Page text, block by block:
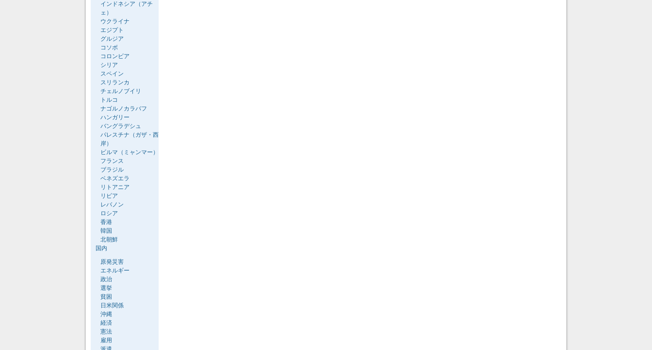
インドネシア（アチ
ェ）
ウクライナ
エジプト
グルジア
コソボ
コロンビア
シリア
スペイン
スリランカ
チェルノブイリ
トルコ
ナゴルノカラバフ
ハンガリー
バングラデシュ
パレスチナ（ガザ・西
岸）
ビルマ（ミャンマー）
フランス
ブラジル
ベネズエラ
リトアニア
リビア
レバノン
ロシア
香港
韓国
北朝鮮
国内
原発災害
エネルギー
政治
選挙
貧困
日米関係
沖縄
経済
憲法
雇用